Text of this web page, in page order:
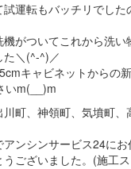
運転もバッチリでした
がついてこれから洗
た＼(^-^)／
キャビネットからの
いm(__)m
町、神領町、気墳町
ンシンサービス24に
ございました。(施工